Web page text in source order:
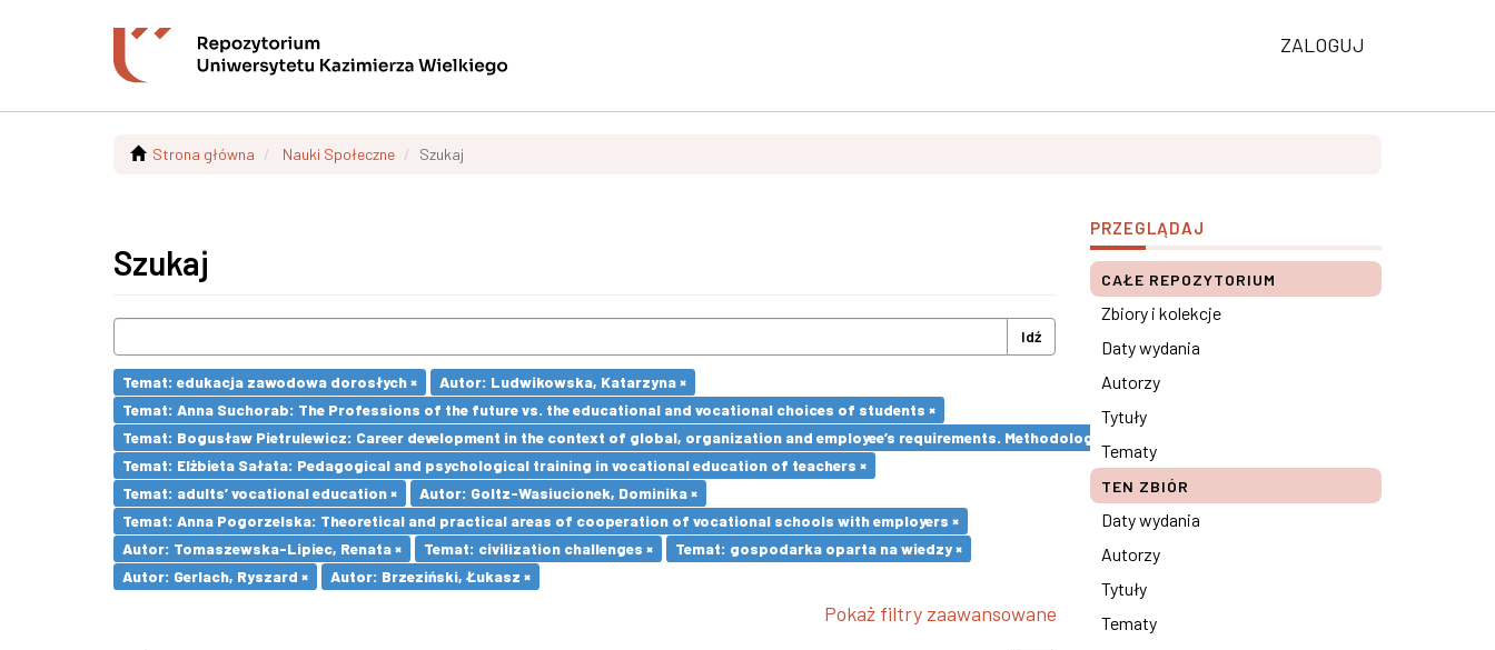
ZALOGUJ
Strona główna Nauki Społeczne Szukaj
Szukaj
Idź
Temat: edukacja zawodowa dorosłych ×
Autor: Ludwikowska, Katarzyna ×
Temat: Anna Suchorab: The Professions of the future vs. the educational and vocational choices of students ×
Temat: Bogusław Pietrulewicz: Career development in the context of global, organization and employee’s requirements. Methodological remarks ×
Temat: Elżbieta Sałata: Pedagogical and psychological training in vocational education of teachers ×
Temat: adults’ vocational education ×
Autor: Goltz-Wasiucionek, Dominika ×
Temat: Anna Pogorzelska: Theoretical and practical areas of cooperation of vocational schools with employers ×
Autor: Tomaszewska-Lipiec, Renata ×
Temat: civilization challenges ×
Temat: gospodarka oparta na wiedzy ×
Autor: Gerlach, Ryszard ×
Autor: Brzeziński, Łukasz ×
Pokaż filtry zaawansowane
PRZEGLĄDAJ
CAŁE REPOZYTORIUM
Zbiory i kolekcje
Daty wydania
Autorzy
Tytuły
Tematy
TEN ZBIÓR
Daty wydania
Autorzy
Tytuły
Tematy